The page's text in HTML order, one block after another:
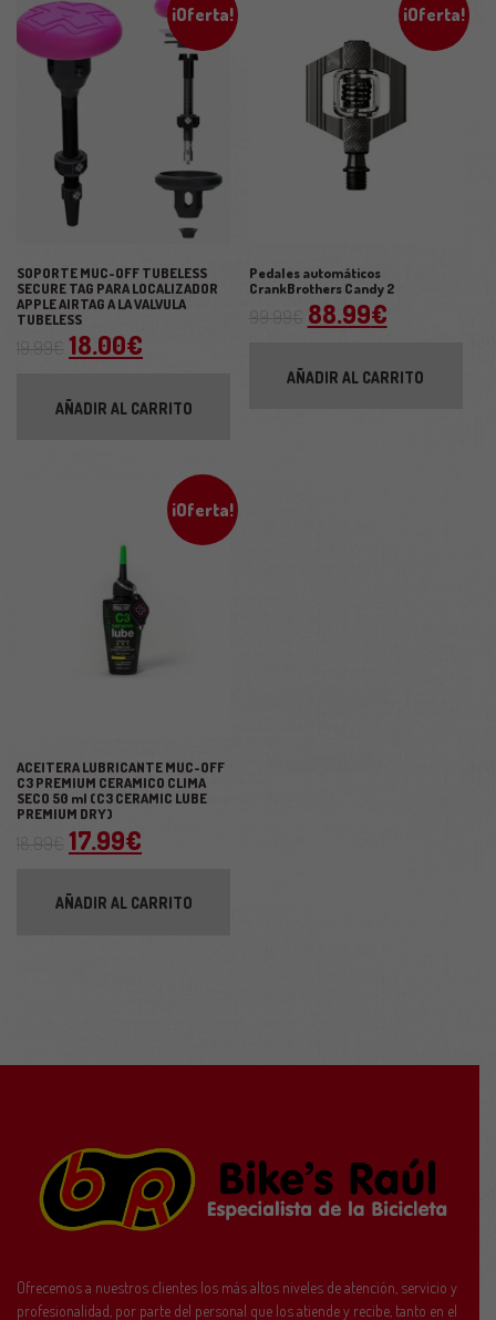
¡Oferta!
SOPORTE MUC-OFF TUBELESS
SECURE TAG PARA LOCALIZADOR
APPLE AIRTAG A LA VALVULA
TUBELESS
19.99€ El precio original era: 19.99€.
18.00€
AÑADIR AL CARRITO
¡Oferta!
Pedales automáticos
CrankBrothers Candy 2
99.99€ El precio original
88.99€El precio
AÑADIR AL CARRITO
¡Oferta!
ACEITERA LUBRICANTE MUC-OFF
C3 PREMIUM CERAMICO CLIMA
SECO 50 ml (C3 CERAMIC LUBE
PREMIUM DRY)
18.99€ El precio original era: 18.99€.
17.99€
AÑADIR AL CARRITO
Ofrecemos a nuestros clientes los más altos niveles de atención, servicio y
profesionalidad, por parte del personal que los atiende y recibe, tanto en el